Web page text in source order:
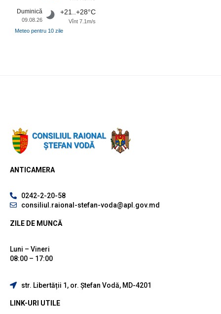
Duminică
09.08.26
+21..+28°C
Vînt 7.1m/s
Meteo pentru 10 zile
ANTICAMERA
0242-2-20-58
consiliul.raional-stefan-voda@apl.gov.md
ZILE DE MUNCĂ
Luni – Vineri
08:00 – 17:00
str. Libertății 1, or. Ștefan Vodă, MD-4201
LINK-URI UTILE